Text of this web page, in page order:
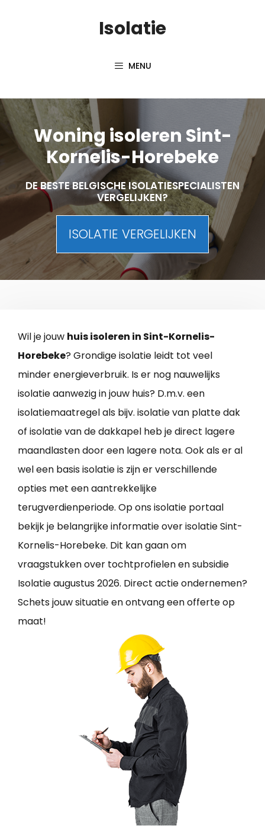
Isolatie
MENU
Woning isoleren Sint-
Kornelis-Horebeke
DE BESTE BELGISCHE ISOLATIESPECIALISTEN
VERGELIJKEN?
ISOLATIE VERGELIJKEN
Wil je jouw huis isoleren in Sint-Kornelis-
Horebeke? Grondige isolatie leidt tot veel
minder energieverbruik. Is er nog nauwelijks
isolatie aanwezig in jouw huis? D.m.v. een
isolatiemaatregel als bijv. isolatie van platte dak
of isolatie van de dakkapel heb je direct lagere
maandlasten door een lagere nota. Ook als er al
wel een basis isolatie is zijn er verschillende
opties met een aantrekkelijke
terugverdienperiode. Op ons isolatie portaal
bekijk je belangrijke informatie over isolatie Sint-
Kornelis-Horebeke. Dit kan gaan om
vraagstukken over tochtprofielen en subsidie
Isolatie augustus 2026. Direct actie ondernemen?
Schets jouw situatie en ontvang een offerte op
maat!